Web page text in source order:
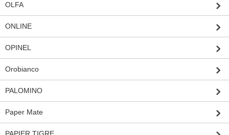
OLFA
ONLINE
OPINEL
Orobianco
PALOMINO
Paper Mate